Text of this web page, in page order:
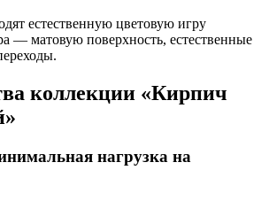
естественную цветовую игру
— матовую поверхность, естественные
коллекции «Кирпич
нагрузка на